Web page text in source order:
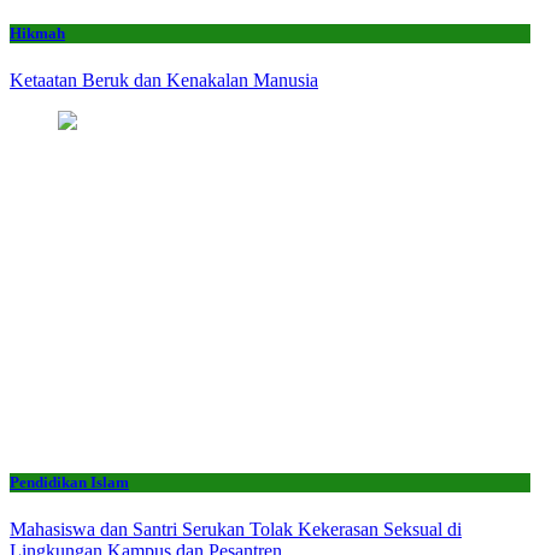
Hikmah
Ketaatan Beruk dan Kenakalan Manusia
Pendidikan Islam
Mahasiswa dan Santri Serukan Tolak Kekerasan Seksual di